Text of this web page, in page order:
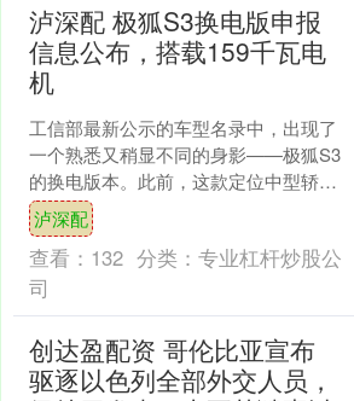
泸深配 极狐S3换电版申报
信息公布，搭载159千瓦电
机
工信部最新公示的车型名录中，出现了
一个熟悉又稍显不同的身影——极狐S3
的换电版本。此前，这款定位中型轿车
的产品已经申报了纯电版本，其增程版
本的测试谍照也曾被捕获....
泸深配
查看： 132 分类： 专业杠杆炒股公
司
创达盈配资 哥伦比亚宣布
驱逐以色列全部外交人员，